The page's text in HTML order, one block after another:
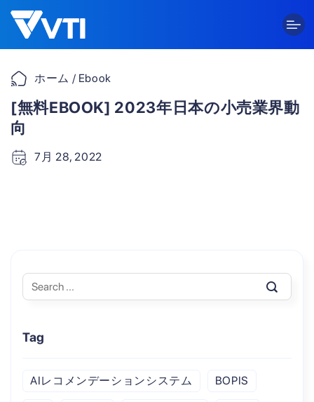
content
ホーム / Ebook
[無料EBOOK] 2023年日本の小売業界動
向
7月 28, 2022
Tag
AIレコメンデーションシステム BOPIS